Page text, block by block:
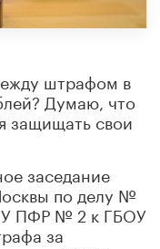
штрафом в
Думаю, что
защищать свои
заседание
по делу №
ПФР № 2 к ГБОУ
за